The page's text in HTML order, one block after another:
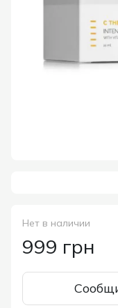
Нет в наличии
999 грн